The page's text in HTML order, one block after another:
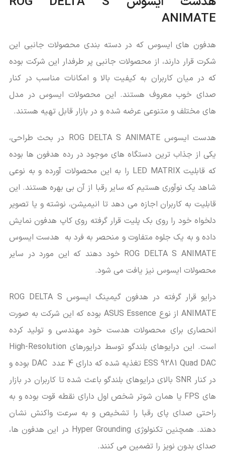
ANIMATE
هدفون های ایسوس که در دسته بندی محصولات جانبی این
شکرت قرار دارند، از محصولات جانبی پر طرفدار این شرکت بوده
که در میان کاربران به کیفیت بالا و امکانات مناسب در کنار
صدای خوب معروف هستند. این محصولات ایسوس در مدل
های مختلف و متنوعی عرضه شده و در بازار قابل تهیه هستند.
هدست ایسوس ROG DELTA S ANIMATE در بحث طراحی،
یکی از جذاب ترین دستگاه های موجود در رده هدفون ها بوده
که قابلیت LED MATRIX را به این محصولات آورده و به نوعی
شاهد یک نوآوری هستیم که سایر رقبا از آن بی بهره هستند. این
قابلیت به کاربران اجازه می دهد تا انیمیشن، نوشته و یا تصویر
دلخواه خود را روی بک پلیت قرار گرفته روی کاپ هدفون نمایش
داده و به یک جلوه متفاوت و منحصر به فرد به هدست ایسوس
ROG DELTA S ANIMATE خود دهند که این مورد در سایر
محصولات ایسوس نیز یافت می شود.
درایو قرار گرفته در هدفون گیمینگ ایسوس ROG DELTA S
ANIMATE از نوع ASUS Essence بوده که این شرکت به صورت
انحصاری برای محصولات هدست خود مهندسی و تولید کرده
است. این درایوهای بلندگو توسط درایورهای High-Resolution
ESS 9281 Quad DAC تغذیه شده که دارای 4 عدد DAC بوده و
در کنار SNR بالای درایوهای بلندگو باعث شده تا کاربران در بازار
های FPS یا همان شوتر شخص اول دارای نقطه قوت بوده و به
راحتی صدای پای رقبا را تشخیص و به سرعت واکنش نشان
دهند. همچنین تکنولوژی Hyper Grounding در این هدفون ها،
صدای بدون نویز را تضمین می کنند.